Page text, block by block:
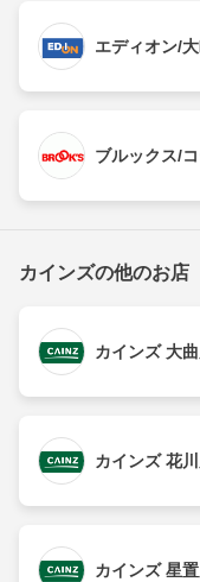
エディオン/
ブルックス/
カインズの他のお店
カインズ 大
カインズ 花
カインズ 星